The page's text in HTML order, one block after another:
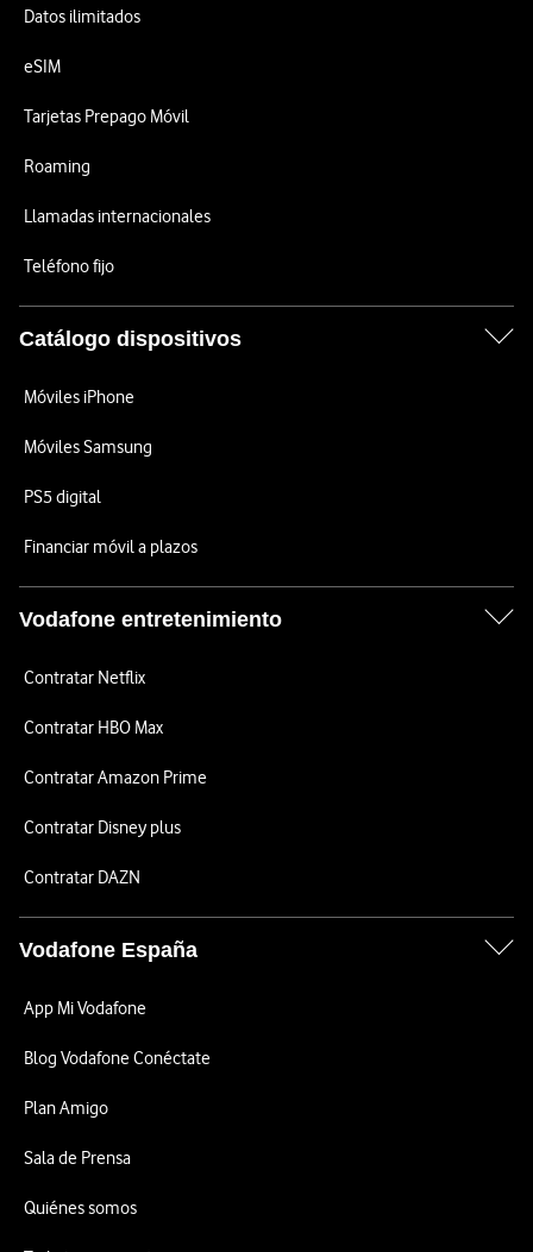
Datos ilimitados
eSIM
Tarjetas Prepago Móvil
Roaming
Llamadas internacionales
Teléfono fijo
Catálogo dispositivos
Móviles iPhone
Móviles Samsung
PS5 digital
Financiar móvil a plazos
Vodafone entretenimiento
Contratar Netflix
Contratar HBO Max
Contratar Amazon Prime
Contratar Disney plus
Contratar DAZN
Vodafone España
App Mi Vodafone
Blog Vodafone Conéctate
Plan Amigo
Sala de Prensa
Quiénes somos